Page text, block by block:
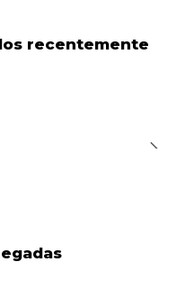
recentemente